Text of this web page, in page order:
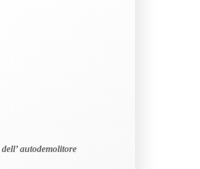
dell’ autodemolitore